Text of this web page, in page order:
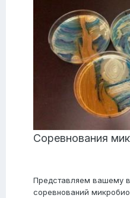
Соревнования
Представляем вашему
соревнований